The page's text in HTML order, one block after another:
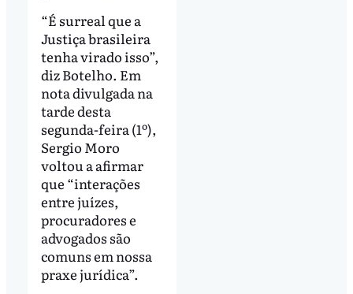
“É surreal que a
Justiça brasileira
tenha virado isso”,
diz Botelho. Em
nota divulgada na
tarde desta
segunda-feira (1º),
Sergio Moro
voltou a afirmar
que “interações
entre juízes,
procuradores e
advogados são
comuns em nossa
praxe jurídica”.